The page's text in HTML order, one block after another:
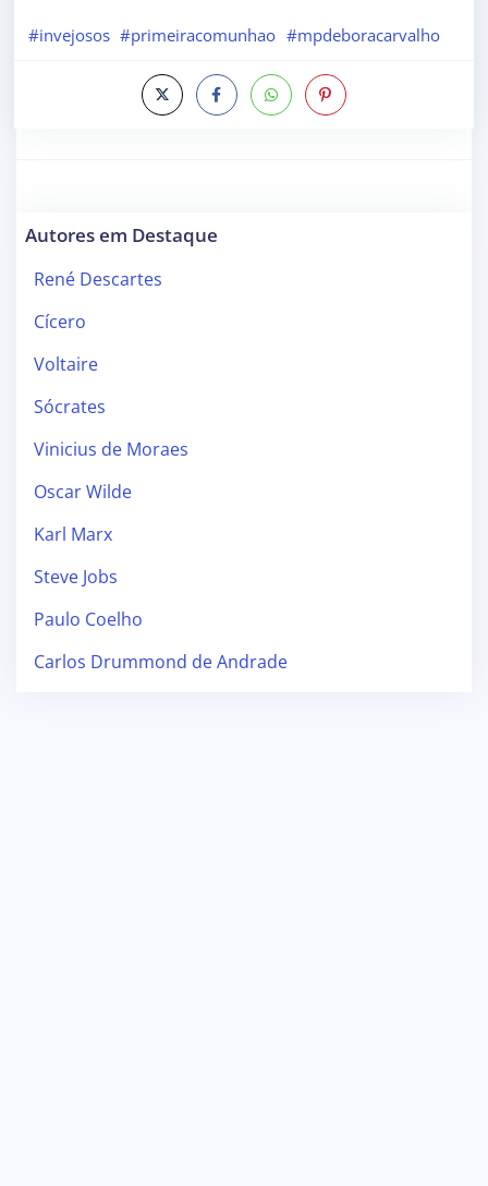
#invejosos #primeiracomunhao #mpdeboracarvalho
Autores em Destaque
René Descartes
Cícero
Voltaire
Sócrates
Vinicius de Moraes
Oscar Wilde
Karl Marx
Steve Jobs
Paulo Coelho
Carlos Drummond de Andrade